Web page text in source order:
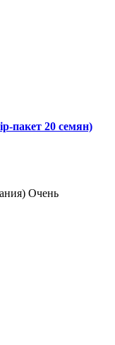
пакет 20 семян)
Очень